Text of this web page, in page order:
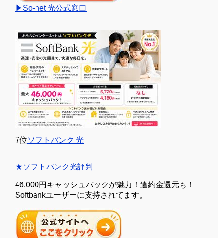
▶So-net 光公式窓口
7位ソフトバンク 光
★ソフトバンク光評判
46,000円キャッシュバックが魅力！違約金還元も！
Softbankユーザーに支持されてます。